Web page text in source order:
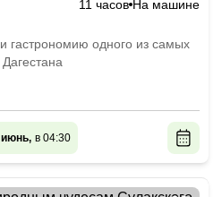
11 часов На машине
гастрономию одного из самых
июнь, в 04:30